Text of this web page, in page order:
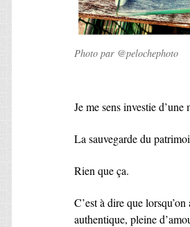
Photo par @pelochephoto
Je me sens investie
La sauvegarde du
Rien que ça.
C’est à dire que
authentique, pleine